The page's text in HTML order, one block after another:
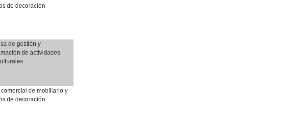
de decoración
de gestión y
de actividades
de mobiliario y
de decoración